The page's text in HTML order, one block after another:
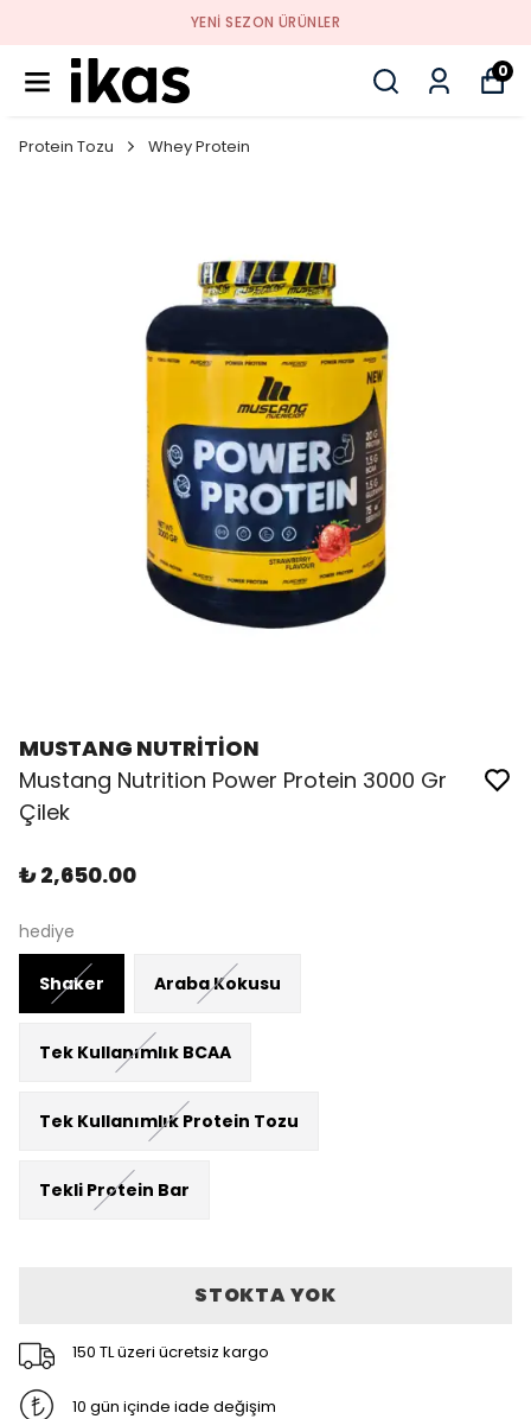
YENI SEZON ÜRÜNLER
0
Protein Tozu Whey Protein
MUSTANG NUTRİTİON
Mustang Nutrition Power Protein 3000 Gr
Çilek
₺ 2,650.00
hediye
Shaker Araba Kokusu
Tek Kullanımlık BCAA
Tek Kullanımlık Protein Tozu
Tekli Protein Bar
STOKTA YOK
150 TL üzeri ücretsiz kargo
10 gün içinde iade değişim